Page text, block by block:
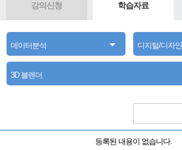
강의신청 학습자료
데이터분석 디지털/디자인
3D 블렌더
등록된 내용이 없습니다.